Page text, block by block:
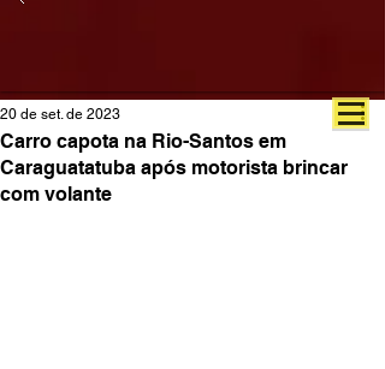
Carro capota na Rio-Santos em
Caraguatatuba após motorista brincar
com volante
20 de set. de 2023